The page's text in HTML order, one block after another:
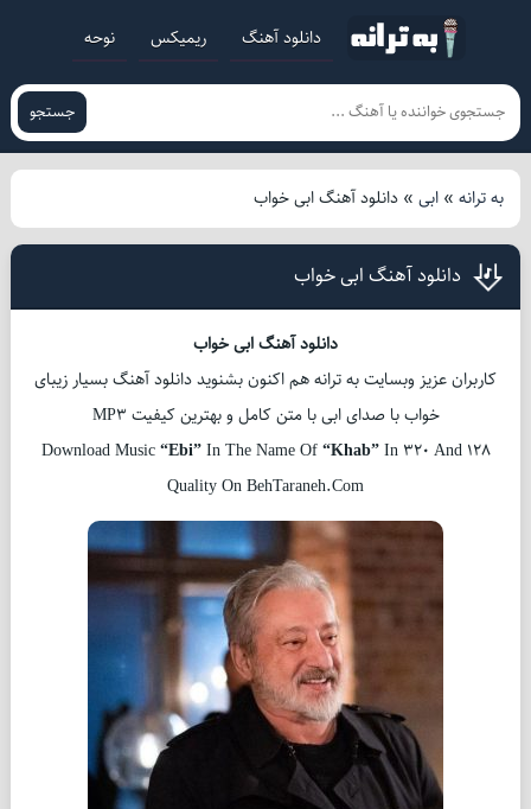
دانلود آهنگ ریمیکس نوحه
جستجو
به ترانه» ابی» دانلود آهنگ ابی خواب
دانلود آهنگ ابی خواب
دانلود آهنگ ابی خواب
کاربران عزیز وبسایت به ترانه هم اکنون بشنوید دانلود آهنگ بسیار زیبای
خواب با صدای ابی با متن کامل و بهترین کیفیت MP3
Download Music“Ebi”In The Name Of“Khab”In 320 And 128
Quality On BehTaraneh.Com